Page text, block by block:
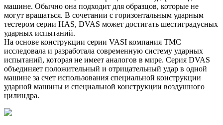
машине. Обычно она подходит для образцов, которые не
могут вращаться. В сочетании с горизонтальным ударным
тестером серии HAS, DVAS может достигать шестиградусных
ударных испытаний.
На основе конструкции серии VASI компания TMC
исследовала и разработала современную систему ударных
испытаний, которая не имеет аналогов в мире. Серия DVAS
объединяет положительный и отрицательный удар в одной
машине за счет использования специальной конструкции
ударной машины и специальной конструкции воздушного
цилиндра.